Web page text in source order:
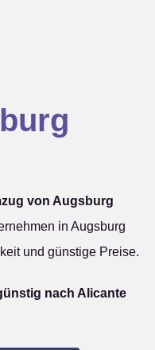
von Augsburg
in Augsburg
und günstige Preise.
nach Alicante